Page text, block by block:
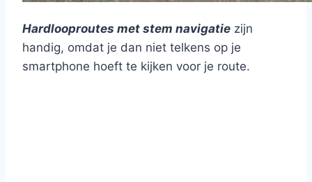
Hardlooproutes met stem navigatie zijn
handig, omdat je dan niet telkens op je
smartphone hoeft te kijken voor je route.